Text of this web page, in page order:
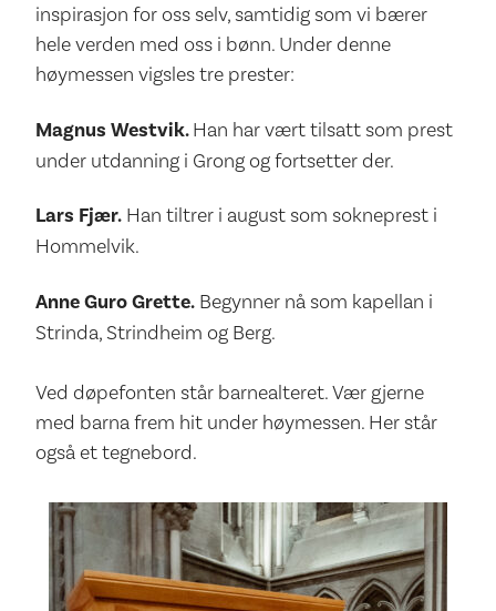
inspirasjon for oss selv, samtidig som vi bærer
hele verden med oss i bønn. Under denne
høymessen vigsles tre prester:
Magnus Westvik.Han har vært tilsatt som prest
under utdanning i Grong og fortsetter der.
Lars Fjær. Han tiltrer i august som sokneprest i
Hommelvik.
Anne Guro Grette. Begynner nå som kapellan i
Strinda, Strindheim og Berg.
Ved døpefonten står barnealteret. Vær gjerne
med barna frem hit under høymessen. Her står
også et tegnebord.